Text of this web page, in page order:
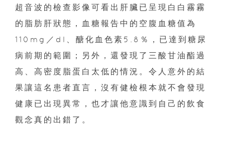
超音波的檢查影像可看出肝臟已呈現白白霧霧
的脂肪肝狀態，血糖報告中的空腹血糖值為
110mg／dl、醣化血色素5.8％，已達到糖尿
病前期的範圍；另外，還發現了三酸甘油酯過
高、高密度脂蛋白太低的情況。令人意外的結
果讓這名患者直言，沒有健檢根本就不會發現
健康已出現異常，也才讓他意識到自己的飲食
觀念真的出錯了。